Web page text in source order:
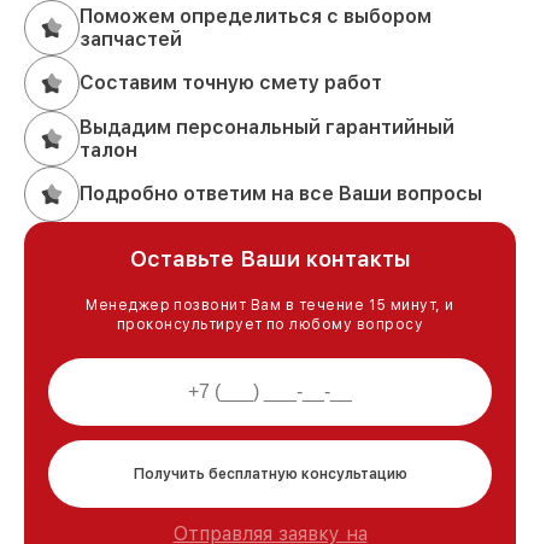
Поможем определиться с выбором
запчастей
Составим точную смету работ
Выдадим персональный гарантийный
талон
Подробно ответим на все Ваши вопросы
Оставьте Ваши контакты
Менеджер позвонит Вам в течение 15 минут, и
проконсультирует по любому вопросу
Получить бесплатную консультацию
Отправляя заявку на